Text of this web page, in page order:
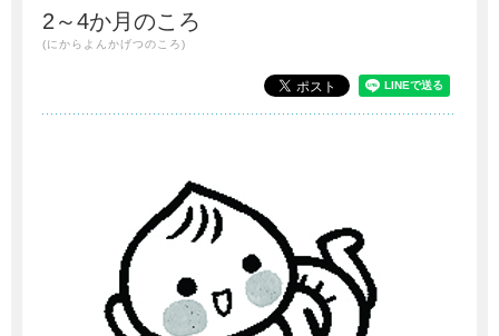
2～4か月のころ
(にからよんかげつのころ)